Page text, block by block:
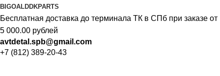
BIGOALDDKPARTS
Бесплатная доставка до терминала ТК в СПб при заказе от
5 000.00 рублей
avtdetal.spb@gmail.com
+7 (812) 389-20-43